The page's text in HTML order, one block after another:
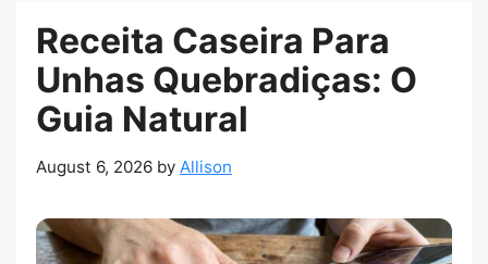
Receita Caseira Para
Unhas Quebradiças: O
Guia Natural
August 6, 2026 by Allison